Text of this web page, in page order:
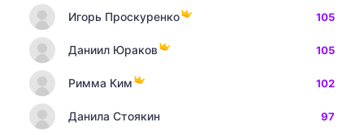
Игорь Проскуренко 105
Даниил Юраков 105
Римма Ким 102
Данила Стоякин 97